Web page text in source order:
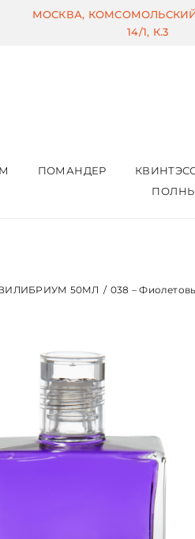
МОСКВА,
14/1, К.3
ПОМАНДЕР
50МЛ / 038 –